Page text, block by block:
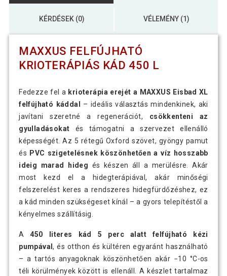
KÉRDÉSEK (0) VÉLEMÉNY (1)
MAXXUS FELFÚJHATÓ
KRIOTERÁPIÁS KÁD 450 L
Fedezze fel a krioterápia erejét a MAXXUS Eisbad XL
felfújható káddal
– ideális választás mindenkinek, aki
javítani szeretné a regenerációt, csökkenteni az
gyulladásokat és támogatni a szervezet ellenálló
képességét. Az 5 rétegű Oxford szövet, gyöngy pamut
és PVC szigetelésnek köszönhetően a víz hosszabb
ideig marad hideg és készen áll a merülésre. Akár
most kezd el a hidegterápiával, akár minőségi
felszerelést keres a rendszeres hidegfürdőzéshez, ez
a kád minden szükségeset kínál – a gyors telepítéstől a
kényelmes szállításig.
A 450 literes kád 5 perc alatt felfújható kézi
pumpával, és otthon és kültéren egyaránt használható
– a tartós anyagoknak köszönhetően akár −10 °C-os
téli körülmények között is ellenáll. A készlet tartalmaz